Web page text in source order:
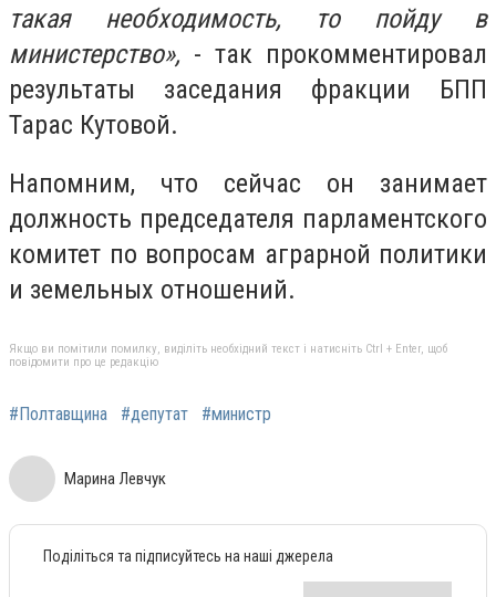
такая необходимость, то пойду в
министерство», - так прокомментировал
результаты заседания фракции БПП
Тарас Кутовой.
Напомним, что сейчас он занимает
должность председателя парламентского
комитет по вопросам аграрной политики
и земельных отношений.
Якщо ви помітили помилку, виділіть необхідний текст і натисніть Ctrl + Enter, щоб
повідомити про це редакцію
#Полтавщина #депутат #министр
Марина Левчук
Поділіться та підписуйтесь на наші джерела